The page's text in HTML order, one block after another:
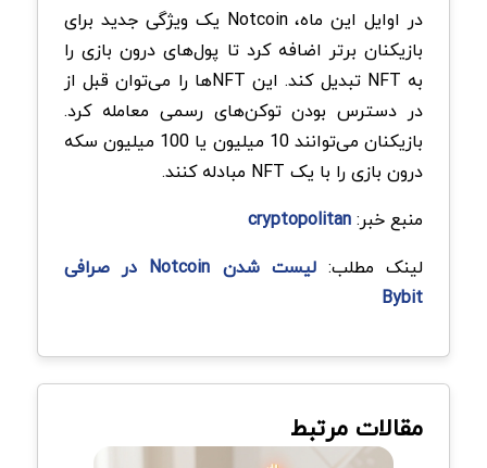
در اوایل این ماه، Notcoin یک ویژگی جدید برای
بازیکنان برتر اضافه کرد تا پول‌های درون بازی را
به NFT تبدیل کند. این NFTها را می‌توان قبل از
در دسترس بودن توکن‌های رسمی معامله کرد.
بازیکنان می‌توانند 10 میلیون یا 100 میلیون سکه
درون بازی را با یک NFT مبادله کنند.
منبع خبر:cryptopolitan
لینک مطلب:
لیست شدن Notcoin در صرافی
Bybit
مقالات مرتبط